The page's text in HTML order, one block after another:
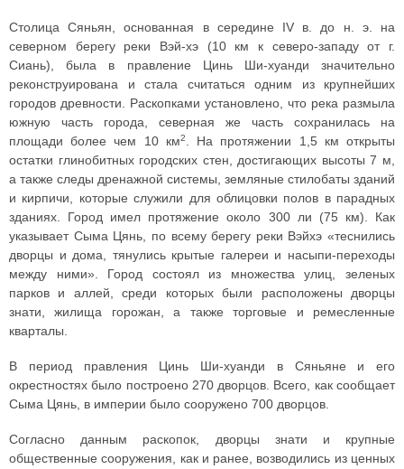
Столица Сяньян, основанная в середине IV в. до н. э. на
северном берегу реки Вэй-хэ (10 км к северо-западу от г.
Сиань), была в правление Цинь Ши-хуанди значительно
реконструирована и стала считаться одним из крупнейших
городов древности. Раскопками установлено, что река размыла
южную часть города, северная же часть сохранилась на
площади более чем 10 км2
. На протяжении 1,5 км открыты
остатки глинобитных городских стен, достигающих высоты 7 м,
а также следы дренажной системы, земляные стилобаты зданий
и кирпичи, которые служили для облицовки полов в парадных
зданиях. Город имел протяжение около 300 ли (75 км). Как
указывает Сыма Цянь, по всему берегу реки Вэйхэ «теснились
дворцы и дома, тянулись крытые галереи и насыпи-переходы
между ними». Город состоял из множества улиц, зеленых
парков и аллей, среди которых были расположены дворцы
знати, жилища горожан, а также торговые и ремесленные
кварталы.
В период правления Цинь Ши-хуанди в Сяньяне и его
окрестностях было построено 270 дворцов. Всего, как сообщает
Сыма Цянь, в империи было сооружено 700 дворцов.
Согласно данным раскопок, дворцы знати и крупные
общественные сооружения, как и ранее, возводились из ценных